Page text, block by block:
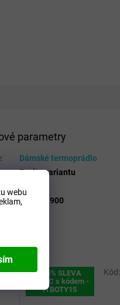
webu
XS
+15% SLEVA
NAVÍC s kódem -
ITBOTY15
Kód:
parametry
:
Dámské termoprádlo
Zvolte variantu
101018.900